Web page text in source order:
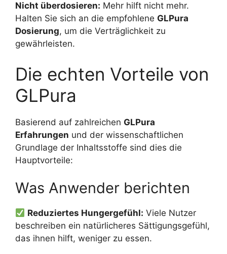
Nicht überdosieren: Mehr hilft nicht mehr.
Halten Sie sich an die empfohlene GLPura
Dosierung, um die Verträglichkeit zu
gewährleisten.
Die echten Vorteile von
GLPura
Basierend auf zahlreichen GLPura
Erfahrungen und der wissenschaftlichen
Grundlage der Inhaltsstoffe sind dies die
Hauptvorteile:
Was Anwender berichten
Reduziertes Hungergefühl: Viele Nutzer
beschreiben ein natürlicheres Sättigungsgefühl,
das ihnen hilft, weniger zu essen.